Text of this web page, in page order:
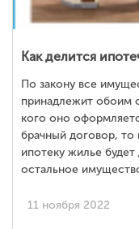
Как делится
По закону все
принадлежит обоим
кого оно
брачный договор, то
ипотеку жилье
остальное
11 ноября 2022